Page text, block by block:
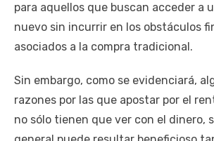
para aquellos que buscan acceder a
nuevo sin incurrir en los obstáculos
asociados a la compra tradicional.
Sin embargo, como se evidenciará,
razones por las que apostar por el
no sólo tienen que ver con el dinero,